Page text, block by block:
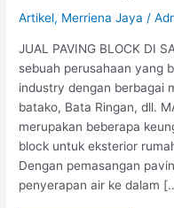
Artikel, Merriena Jaya /
JUAL PAVING BLOCK DI
sebuah perusahaan yang
industry dengan berbagai
batako, Bata Ringan, dll.
merupakan beberapa
block untuk eksterior
Dengan pemasangan
penyerapan air ke dalam